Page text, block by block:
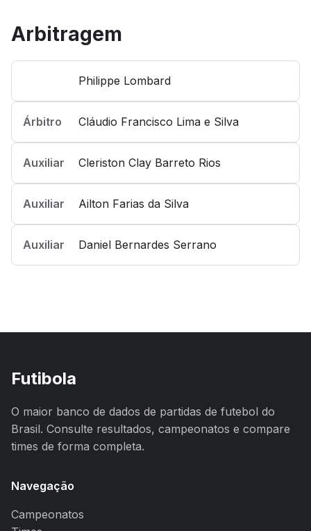
Arbitragem
Philippe Lombard
Árbitro Cláudio Francisco Lima e Silva
Auxiliar Cleriston Clay Barreto Rios
Auxiliar Ailton Farias da Silva
Auxiliar Daniel Bernardes Serrano
Futibola
O maior banco de dados de partidas de futebol do
Brasil. Consulte resultados, campeonatos e compare
times de forma completa.
Navegação
Campeonatos